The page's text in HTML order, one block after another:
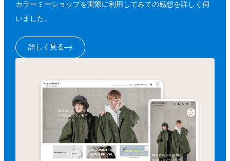
カラーミーショップを実際に利用してみての感想を詳しく伺
いました。
詳しく見る